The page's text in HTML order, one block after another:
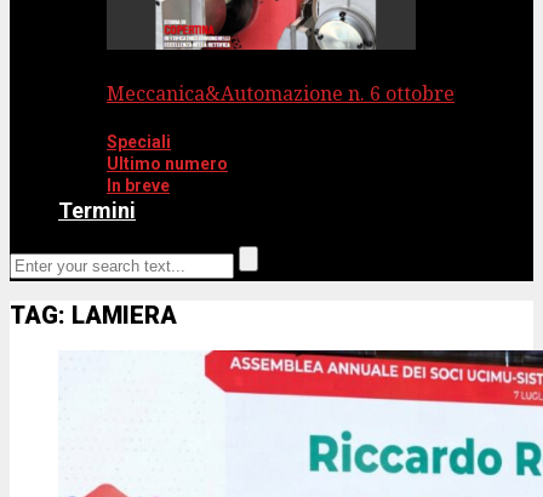
Meccanica&Automazione n. 6 ottobre
Speciali
Ultimo numero
In breve
Termini
TAG: LAMIERA